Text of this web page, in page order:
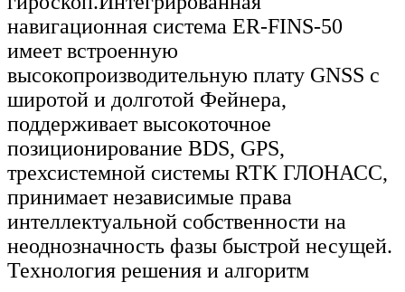
навигационная система ER-FINS-50
имеет встроенную
высокопроизводительную плату GNSS с
широтой и долготой Фейнера,
поддерживает высокоточное
позиционирование BDS, GPS,
трехсистемной системы RTK ГЛОНАСС,
принимает независимые права
интеллектуальной собственности на
неоднозначность фазы быстрой несущей.
Технология решения и алгоритм